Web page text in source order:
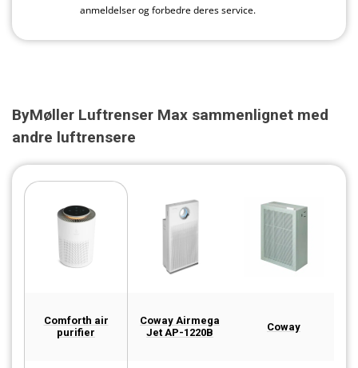
anmeldelser og forbedre deres service.
ByMøller Luftrenser Max sammenlignet med
andre luftrensere
Comforth air
purifier
Coway Airmega
Jet AP-1220B
Coway